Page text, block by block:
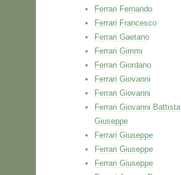
Ferrari Fernando
Ferrari Francesco
Ferrari Gaetano
Ferrari Gimmi
Ferrari Giordano
Ferrari Giovanni
Ferrari Giovanni
Ferrari Giovanni Battista
Giuseppe
Ferrari Giuseppe
Ferrari Giuseppe
Ferrari Giuseppe